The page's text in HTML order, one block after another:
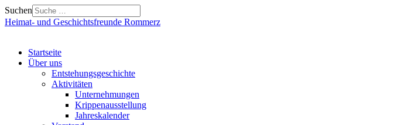
Suchen
Heimat- und Geschichtsfreunde Rommerz
Startseite
Über uns
Entstehungsgeschichte
Aktivitäten
Unternehmungen
Krippenausstellung
Jahreskalender